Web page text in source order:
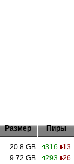
Размер Пиры
20.8 GB 316
13
9.72 GB 293 26